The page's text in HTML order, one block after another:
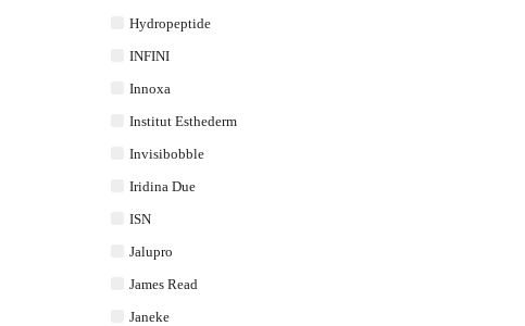
Hydropeptide
INFINI
Innoxa
Institut Esthederm
Invisibobble
Iridina Due
ISN
Jalupro
James Read
Janeke